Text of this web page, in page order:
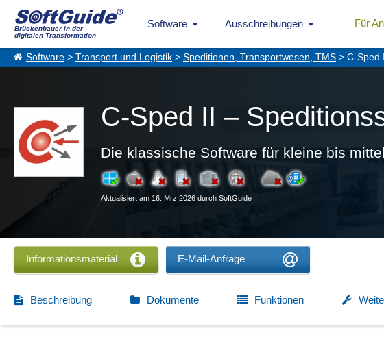
Brückenbauer in der
digitalen Transformation
Software Ausschreibungen Für
Software > Transport und Logistik > Speditionen, Transportwesen, TMS > C-Sped
C-Sped II –
Die klassische Software für kleine bis
Aktualisiert am 16. Mrz 2026 durch SoftGuide
Informationsmaterial E-Mail-Anfrage
Beschreibung Dokumente Funktionen